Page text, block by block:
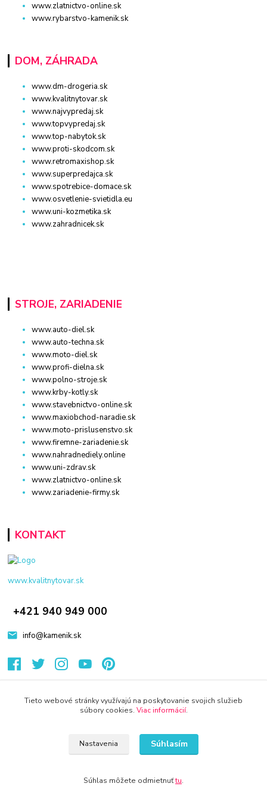
www.zlatnictvo-online.sk
www.rybarstvo-kamenik.sk
DOM, ZÁHRADA
www.dm-drogeria.sk
www.kvalitnytovar.sk
www.najvypredaj.sk
www.topvypredaj.sk
www.top-nabytok.sk
www.proti-skodcom.sk
www.retromaxishop.sk
www.superpredajca.sk
www.spotrebice-domace.sk
www.osvetlenie-svietidla.eu
www.uni-kozmetika.sk
www.zahradnicek.sk
STROJE, ZARIADENIE
www.auto-diel.sk
www.auto-techna.sk
www.moto-diel.sk
www.profi-dielna.sk
www.polno-stroje.sk
www.krby-kotly.sk
www.stavebnictvo-online.sk
www.maxiobchod-naradie.sk
www.moto-prislusenstvo.sk
www.firemne-zariadenie.sk
www.nahradnediely.online
www.uni-zdrav.sk
www.zlatnictvo-online.sk
www.zariadenie-firmy.sk
KONTAKT
www.kvalitnytovar.sk
+421 940 949 000
info@kamenik.sk
Tieto webové stránky využívajú na poskytovanie svojich služieb
súbory cookies. Viac informácií.
Nastavenia Súhlasím
Súhlas môžete odmietnuťtu.